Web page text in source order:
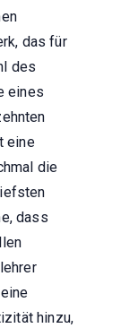
das für
des
eines
eine
die
dass
hinzu,